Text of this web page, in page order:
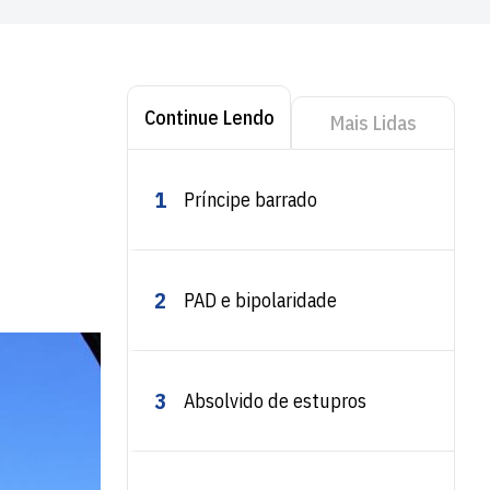
Continue Lendo Mais Lidas
1 Príncipe barrado
2 PAD e bipolaridade
3 Absolvido de estupros